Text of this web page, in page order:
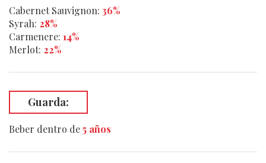
Cabernet Sauvignon: 36%
Syrah: 28%
Carmenere: 14%
Merlot: 22%
Guarda:
Beber dentro de5 años